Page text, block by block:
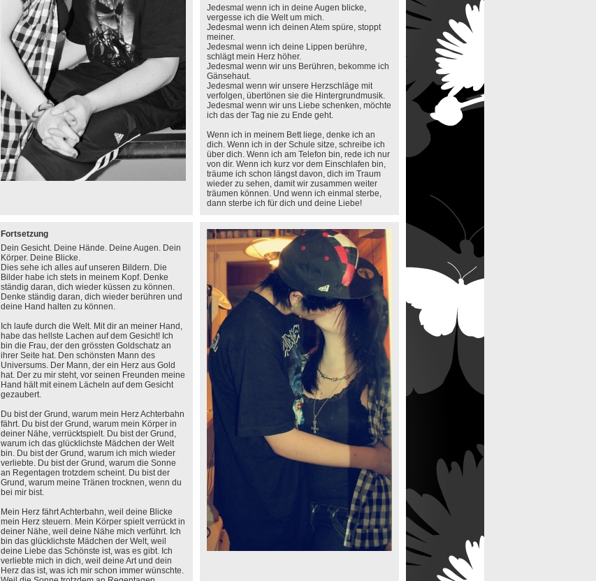
Jedesmal wenn ich in deine Augen blicke,
vergesse ich die Welt um mich.
Jedesmal wenn ich deinen Atem spüre, stoppt
meiner.
Jedesmal wenn ich deine Lippen berühre,
schlägt mein Herz höher.
Jedesmal wenn wir uns Berühren, bekomme ich
Gänsehaut.
Jedesmal wenn wir unsere Herzschläge mit
verfolgen, übertönen sie die Hintergrundmusik.
Jedesmal wenn wir uns Liebe schenken, möchte
ich das der Tag nie zu Ende geht.
Wenn ich in meinem Bett liege, denke ich an
dich. Wenn ich in der Schule sitze, schreibe ich
über dich. Wenn ich am Telefon bin, rede ich nur
von dir. Wenn ich kurz vor dem Einschlafen bin,
träume ich schon längst davon, dich im Traum
wieder zu sehen, damit wir zusammen weiter
träumen können. Und wenn ich einmal sterbe,
dann sterbe ich für dich und deine Liebe!
Fortsetzung
Dein Gesicht. Deine Hände. Deine Augen. Dein
Körper. Deine Blicke.
Dies sehe ich alles auf unseren Bildern. Die
Bilder habe ich stets in meinem Kopf. Denke
ständig daran, dich wieder küssen zu können.
Denke ständig daran, dich wieder berühren und
deine Hand halten zu können.
Ich laufe durch die Welt. Mit dir an meiner Hand,
habe das hellste Lachen auf dem Gesicht! Ich
bin die Frau, der den grössten Goldschatz an
ihrer Seite hat. Den schönsten Mann des
Universums. Der Mann, der ein Herz aus Gold
hat. Der zu mir steht, vor seinen Freunden meine
Hand hält mit einem Lächeln auf dem Gesicht
gezaubert.
Du bist der Grund, warum mein Herz Achterbahn
fährt. Du bist der Grund, warum mein Körper in
deiner Nähe, verrücktspielt. Du bist der Grund,
warum ich das glücklichste Mädchen der Welt
bin. Du bist der Grund, warum ich mich wieder
verliebte. Du bist der Grund, warum die Sonne
an Regentagen trotzdem scheint. Du bist der
Grund, warum meine Tränen trocknen, wenn du
bei mir bist.
Mein Herz fährt Achterbahn, weil deine Blicke
mein Herz steuern. Mein Körper spielt verrückt in
deiner Nähe, weil deine Nähe mich verführt. Ich
bin das glücklichste Mädchen der Welt, weil
deine Liebe das Schönste ist, was es gibt. Ich
verliebte mich in dich, weil deine Art und dein
Herz das ist, was ich mir schon immer wünschte.